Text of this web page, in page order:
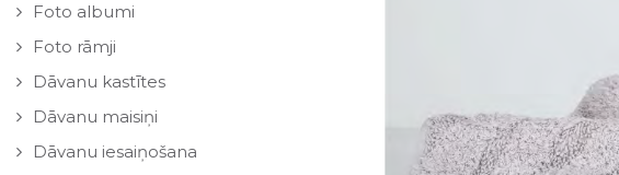
Foto albumi
Foto rāmji
Dāvanu kastītes
Dāvanu maisiņi
Dāvanu iesaiņošana